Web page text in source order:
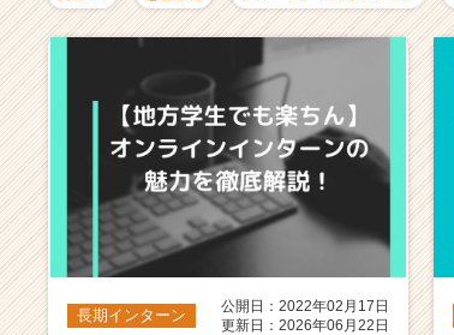
e
r
r
e
e
r）
長期インターン
公開日：2022年02月17日
更新日：2026年06月22日